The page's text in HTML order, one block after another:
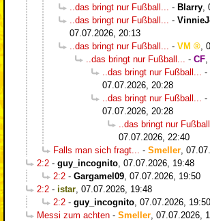
..das bringt nur Fußball...
- Blarry
..das bringt nur Fußball...
-
07.07.2026, 20:13
..das bringt nur Fußball...
- VM
..das bringt nur Fußball...
- CF
..das bringt nur Fußball...
-
07.07.2026, 20:28
..das bringt nur Fußball...
-
07.07.2026, 20:28
..das bringt nur
07.07.2026, 22:40
Falls man sich fragt...
- Smeller
2:2 - guy_incognito 07.07.2026, 19:48
2:2 - Gargamel09 07.07.2026, 19:50
2:2 - istar 07.07.2026, 19:48
2:2 - guy_incognito 07.07.2026, 19:50
Messi zum achten - Smeller 07.07.2026,